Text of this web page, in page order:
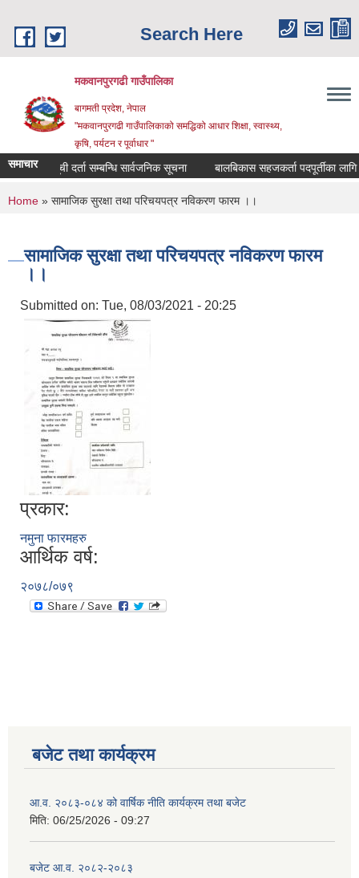
Search Here
मकवानपुरगढी गाउँपालिका
बागमती प्रदेश, नेपाल
"मकवानपुरगढी गाउँपालिकाको समद्धिको आधार शिक्षा, स्‍वास्‍थ्‍य,
कृषि, पर्यटन र पूर्वाधार "
समाचार
सूची दर्ता सम्बन्धि सार्वजनिक सूचना बालबिकास सहजकर्ता पदपूर्तीका लागि
You are here
Home » सामाजिक सुरक्षा तथा परिचयपत्र नविकरण फारम ।।
सामाजिक सुरक्षा तथा परिचयपत्र नविकरण फारम
।।
Submitted on: Tue, 08/03/2021 - 20:25
प्रकार:
नमुना फारमहरु
आर्थिक वर्ष:
२०७८/०७९
बजेट तथा कार्यक्रम
आ.व. २०८३-०८४ को वार्षिक नीति कार्यक्रम तथा बजेट
मिति: 06/25/2026 - 09:27
बजेट आ.व. २०८२-२०८३